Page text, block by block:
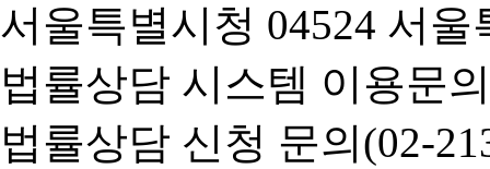
서울특별시청 04524 서
법률상담 시스템 이용문
법률상담 신청 문의(02-